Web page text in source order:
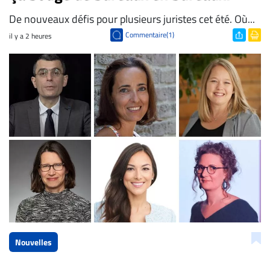
De nouveaux défis pour plusieurs juristes cet été. Où...
il y a 2 heures Commentaire(1)
Nouvelles